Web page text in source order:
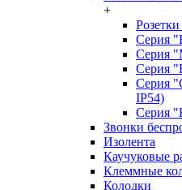
+
Серия
Серия
Серия
Серия
IP54)
Серия
Звонки
Изолента
Каучуковые
Клеммные
Колодки